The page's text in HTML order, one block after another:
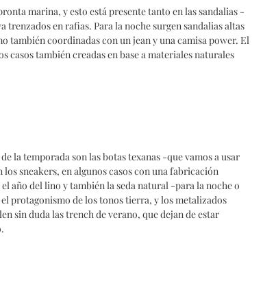
marina, y esto está presente tanto en las sandalias -
en rafias. Para la noche surgen sandalias altas
también coordinadas con un jean y una camisa power. El
casos también creadas en base a materiales naturales
la temporada son las botas texanas -que vamos a usar
sneakers, en algunos casos con una fabricación
año del lino y también la seda natural -para la noche o
protagonismo de los tonos tierra, y los metalizados
sin duda las trench de verano, que dejan de estar